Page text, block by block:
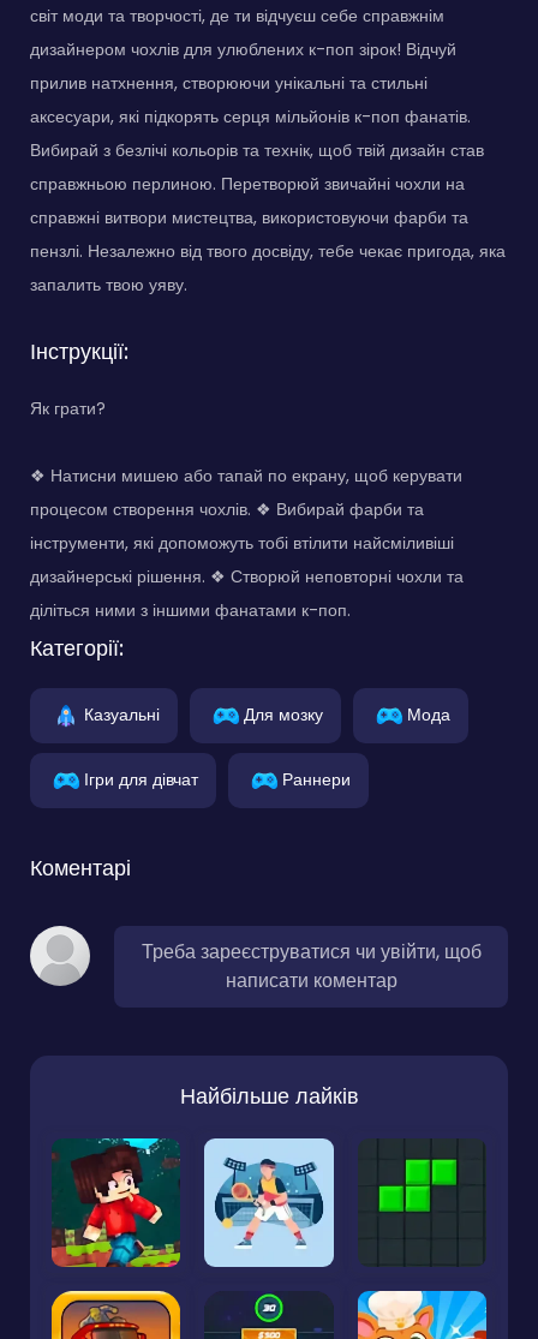
світ моди та творчості, де ти відчуєш себе справжнім
дизайнером чохлів для улюблених к-поп зірок! Відчуй
прилив натхнення, створюючи унікальні та стильні
аксесуари, які підкорять серця мільйонів к-поп фанатів.
Вибирай з безлічі кольорів та технік, щоб твій дизайн став
справжньою перлиною. Перетворюй звичайні чохли на
справжні витвори мистецтва, використовуючи фарби та
пензлі. Незалежно від твого досвіду, тебе чекає пригода, яка
запалить твою уяву.
Інструкції:
Як грати?
❖ Натисни мишею або тапай по екрану, щоб керувати
процесом створення чохлів. ❖ Вибирай фарби та
інструменти, які допоможуть тобі втілити найсміливіші
дизайнерські рішення. ❖ Створюй неповторні чохли та
діліться ними з іншими фанатами к-поп.
Категорії:
Казуальні Для мозку Мода
Ігри для дівчат Раннери
Коментарі
Треба зареєструватися чи увійти, щоб
написати коментар
Найбільше лайків